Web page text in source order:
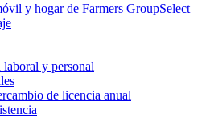
y hogar de Farmers GroupSelect
y personal
de licencia anual